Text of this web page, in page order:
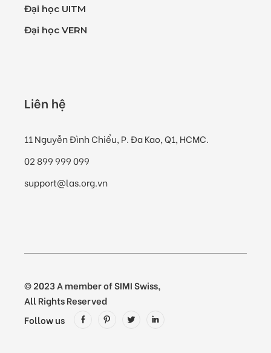
Đại học UITM
Đại học VERN
Liên hệ
11 Nguyễn Đình Chiểu, P. Đa Kao, Q1, HCMC.
02 899 999 099
support@las.org.vn
© 2023 A member of SIMI Swiss,
All Rights Reserved
Follow us